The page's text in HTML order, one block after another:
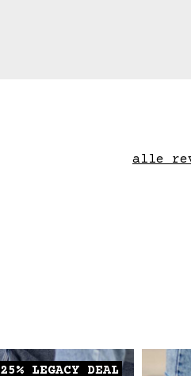
alle
25% LEGACY DEAL